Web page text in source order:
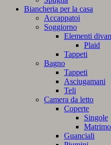
Biancheria per la casa
Accappatoi
Soggiorno
Elementi
Plaid
Tappeti
Bagno
Tappeti
Asciugamani
Teli
Camera da letto
Coperte
Singole
Guanciali